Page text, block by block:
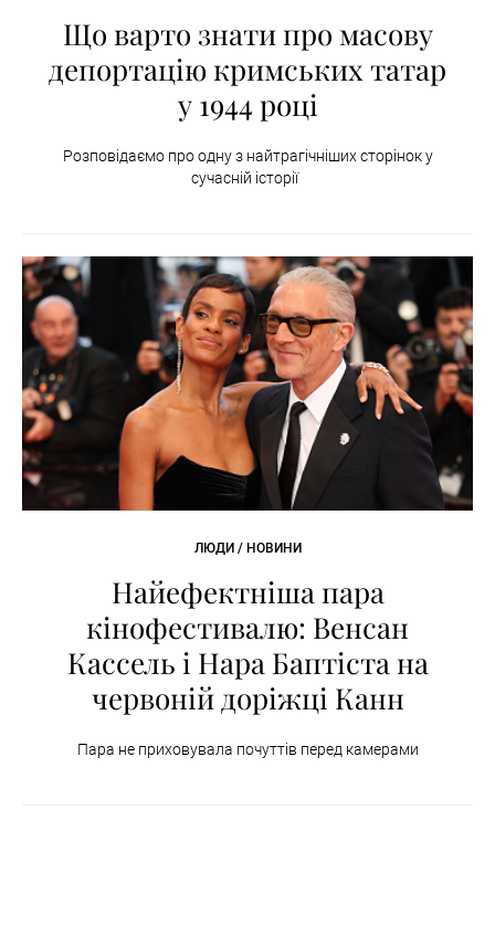
Що варто знати про масову
депортацію кримських татар
у 1944 році
Розповідаємо про одну з найтрагічніших сторінок у
сучасній історії
ЛЮДИ / НОВИНИ
Найефектніша пара
кінофестивалю: Венсан
Кассель і Нара Баптіста на
червоній доріжці Канн
Пара не приховувала почуттів перед камерами